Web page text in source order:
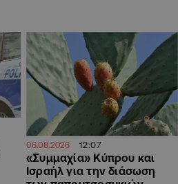
06.08.2026 12:07
«Συμμαχία» Κύπρου και
Ισραήλ για την διάσωση